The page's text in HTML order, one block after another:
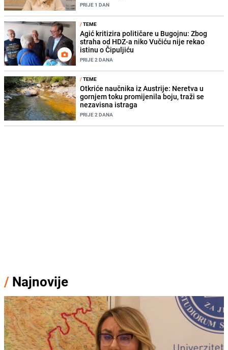
PRIJE 1 DAN
/TEME
Agić kritizira političare u Bugojnu: Zbog
straha od HDZ-a niko Vučiću nije rekao
istinu o Čipuljiću
PRIJE 2 DANA
/TEME
Otkriće naučnika iz Austrije: Neretva u
gornjem toku promijenila boju, traži se
nezavisna istraga
PRIJE 2 DANA
/ Najnovije